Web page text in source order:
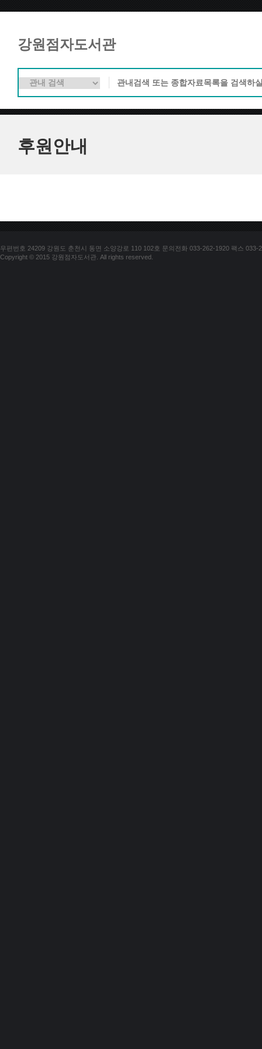
강원점자도서관
후원안내
우편번호 24209 강원도 춘천시 동면 소양강로 110 102호 문의전화 033-262-1920 팩스 033-
Copyright © 2015 강원점자도서관. All rights reserved.